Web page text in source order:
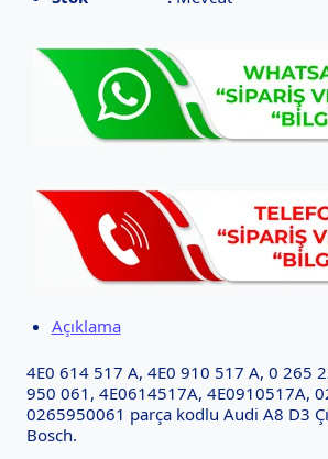
Açıklama
4E0 614 517 A, 4E0 910 517 A, 0 265
950 061, 4E0614517A, 4E0910517A,
0265950061 parça kodlu Audi A8 D3
Bosch.